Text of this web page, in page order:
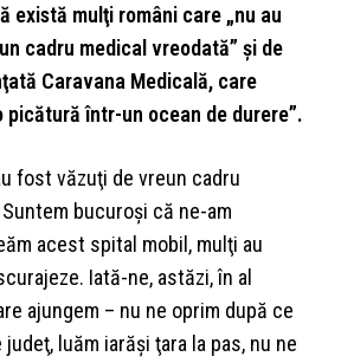
există mulţi români care „nu au
cadru medical vreodată” şi de
Caravana Medicală, care
picătură într-un ocean de durere”.
fost văzuţi de vreun cadru
bucuroşi că ne-am
acest spital mobil, mulţi au
Iată-ne, astăzi, în al
ajungem – nu ne oprim după ce
luăm iarăşi ţara la pas, nu ne